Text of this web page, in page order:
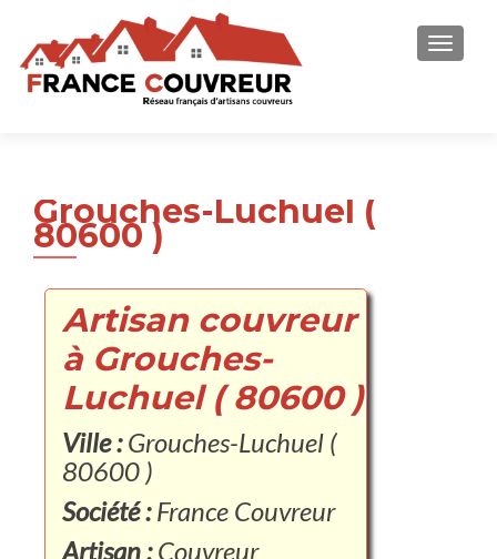
Grouches-Luchuel (
80600 )
Artisan couvreur
à Grouches-
Luchuel ( 80600 )
Ville :Grouches-Luchuel (
80600 )
Société :France Couvreur
Artisan :Couvreur